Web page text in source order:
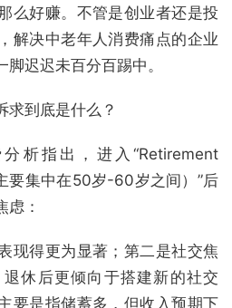
么好赚。不管是创业者还是投
解决中老年人消费痛点的企业
迟迟未百分百踢中。
求到底是什么？
析指出，进入“Retirement
要集中在50岁-60岁之间）”后
虑：
现得更为显著；第二是社交焦
休后更倾向于搭建新的社交
要是指储蓄多，但收入预期下